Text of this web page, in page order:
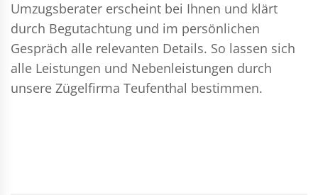
Umzugsberater erscheint bei Ihnen und klärt
durch Begutachtung und im persönlichen
Gespräch alle relevanten Details. So lassen sich
alle Leistungen und Nebenleistungen durch
unsere Zügelfirma Teufenthal bestimmen.